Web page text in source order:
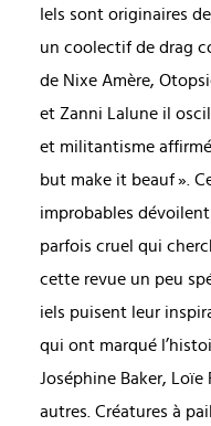
Iels sont originaires
un coolectif de drag
de Nixe Amère,
et Zanni Lalune il
et militantisme
but make it beauf ».
improbables
parfois cruel qui
cette revue un peu
iels puisent leur
qui ont marqué
Joséphine Baker, Loïe
autres. Créatures à